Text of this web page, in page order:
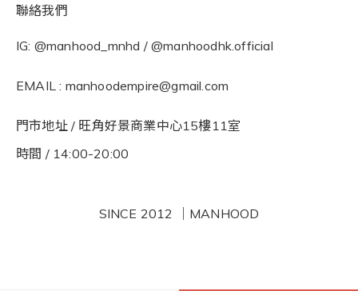
聯絡我們
IG: @manhood_mnhd / @manhoodhk.official
EMAIL : manhoodempire@gmail.com
門市地址 / 旺角好景商業中心15樓11室
時間 / 14:00-20:00
SINCE 2012 ｜MANHOOD